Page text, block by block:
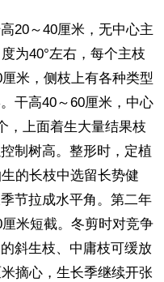
20～40厘米，无中心主
为40°左右，每个主枝
米，侧枝上有各种类型
干高40～60厘米，中心
，上面着生大量结果枝
制树高。整形时，定植
的长枝中选留长势健
节拉成水平角。第二年
米短截。冬剪时对竞争
斜生枝、中庸枝可缓放
摘心，生长季继续开张